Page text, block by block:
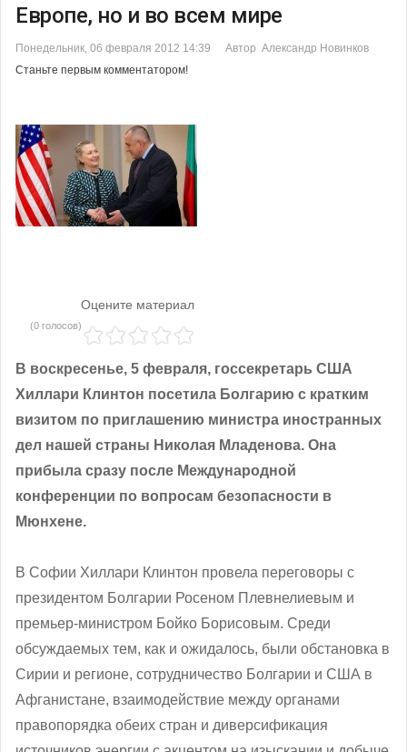
Европе, но и во всем мире
Понедельник, 06 февраля 2012 14:39
Автор Александр Новинков
Станьте первым комментатором!
Оцените материал
(0 голосов)
В воскресенье, 5 февраля, госсекретарь США
Хиллари Клинтон посетила Болгарию с кратким
визитом по приглашению министра иностранных
дел нашей страны Николая Младенова. Она
прибыла сразу после Международной
конференции по вопросам безопасности в
Мюнхене.
В Софии Хиллари Клинтон провела переговоры с
президентом Болгарии Росеном Плевнелиевым и
премьер-министром Бойко Борисовым. Среди
обсуждаемых тем, как и ожидалось, были обстановка в
Сирии и регионе, сотрудничество Болгарии и США в
Афганистане, взаимодействие между органами
правопорядка обеих стран и диверсификация